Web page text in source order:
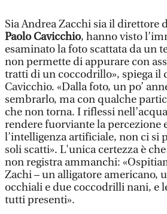
Sia Andrea Zacchi sia il direttore
Paolo Cavicchio, hanno visto
esaminato la foto scattata da un
non permette di appurare con
tratti di un coccodrillo», spiega il
Cavicchio. «Dalla foto, un po’
sembrarlo, ma con qualche
che non torna. I riflessi
rendere fuorviante la percezione
l’intelligenza artificiale, non ci si
soli scatti». L'unica certezza è
non registra ammanchi:
Zachi – un alligatore americano,
occhiali e due coccodrilli nani, e
tutti presenti».